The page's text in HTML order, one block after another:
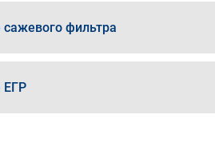
фильтра
ЕГР